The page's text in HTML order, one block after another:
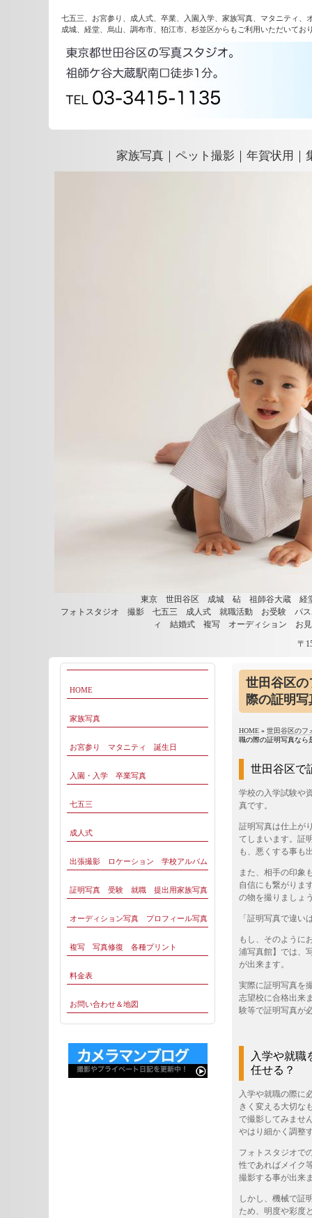
七五三、お宮参り、成人式、卒業、入園入学、家族写真、マタニティ
成城、経堂、烏山、調布市、狛江市、杉並区からもご利用いただいて
家族写真｜ペット撮影｜年賀状用
東京 世田谷区 成城 砧 祖師谷大蔵
フォトスタジオ 撮影 七五三 成人式 就職活動 お受験 パ
ィ 結婚式 複写 オーディション お
〒
世田谷区
際の証明
HOME » 世田谷区のフ
職の際の証明写真なら
世田谷区で
学校の入学試験や
真です。
証明写真は仕上が
てしまいます。証
も、悪くする事も
また、相手の印象
自信にも繋がりま
の物を撮りましょ
「証明写真で違い
もし、そのように
浦写真館】では、
が出来ます。
実際に証明写真を
志望校に合格出来
験等で証明写真が
入学や就職
任せる？
入学や就職の際に
きく変える大切な
で撮影してみませ
やはり細かく調整
フォトスタジオで
性であればメイク
撮影する事が出来
しかし、機械で証
ため、明度や彩度
HOME
家族写真
お宮参り マタニティ 誕生日
入園・入学 卒業写真
七五三
成人式
出張撮影 ロケーション 学校アルバム
証明写真 受験 就職 提出用家族写真
オーディション写真 プロフィール写真
複写 写真修復 各種プリント
料金表
お問い合わせ＆地図